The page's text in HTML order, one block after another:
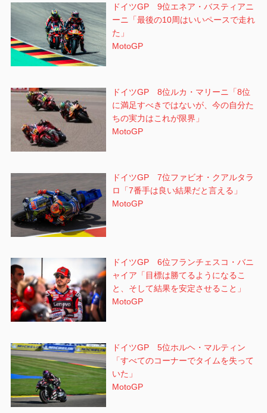
ドイツGP 9位エネア・バスティアニ
ーニ「最後の10周はいいペースで走れ
た」
MotoGP
ドイツGP 8位ルカ・マリーニ「8位
に満足すべきではないが、今の自分た
ちの実力はこれが限界」
MotoGP
ドイツGP 7位ファビオ・クアルタラ
ロ「7番手は良い結果だと言える」
MotoGP
ドイツGP 6位フランチェスコ・バニ
ャイア「目標は勝てるようになるこ
と、そして結果を安定させること」
MotoGP
ドイツGP 5位ホルヘ・マルティン
「すべてのコーナーでタイムを失って
いた」
MotoGP